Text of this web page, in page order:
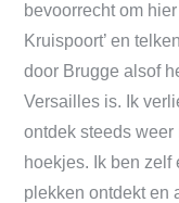
bevoorrecht om
Kruispoort’ en
door Brugge alsof
Versailles is. Ik
ontdek steeds
hoekjes. Ik ben
plekken ontdekt en